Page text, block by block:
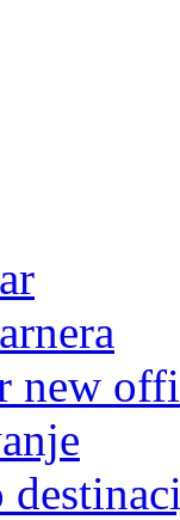
new